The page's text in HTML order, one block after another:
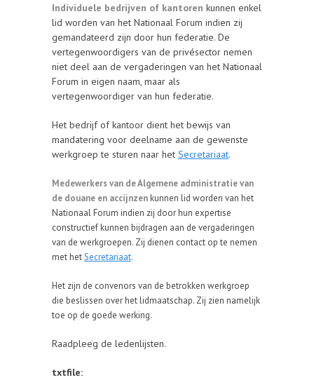
Individuele bedrijven of kantoren kunnen enkel
lid worden van het Nationaal Forum indien zij
gemandateerd zijn door hun federatie. De
vertegenwoordigers van de privésector nemen
niet deel aan de vergaderingen van het Nationaal
Forum in eigen naam, maar als
vertegenwoordiger van hun federatie.
Het bedrijf of kantoor dient het bewijs van
mandatering voor deelname aan de gewenste
werkgroep te sturen naar het Secretariaat.
Medewerkers van de Algemene administratie van
de douane en accijnzenkunnen lid worden van het
Nationaal Forum indien zij door hun expertise
constructief kunnen bijdragen aan de vergaderingen
van de werkgroepen. Zij dienen contact op te nemen
met hetSecretariaat.
Het zijn de convenors van de betrokken werkgroep
die beslissen over het lidmaatschap. Zij zien namelijk
toe op de goede werking.
Raadpleeg de ledenlijsten.
txtfile: